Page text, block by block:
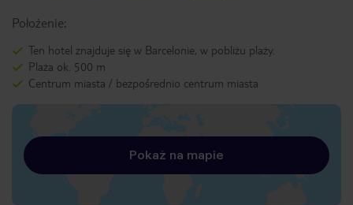
Położenie:
Ten hotel znajduje się w Barcelonie, w pobliżu plaży.
Plaża ok. 500 m
Centrum miasta / bezpośrednio centrum miasta
Pokaż na mapie